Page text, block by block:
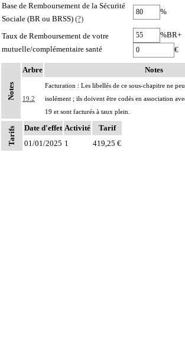
Base de Remboursement de la Sécurité
Sociale (BR ou BRSS) (?)
%
Taux de Remboursement de votre
mutuelle/complémentaire santé
%BR+
€
Notes
Arbre Notes
19.2
Facturation : Les libellés de ce sous-chapitre ne
isolément ; ils doivent être codés en association
19 et sont facturés à taux plein.
Tarifs Date d'effet Activité
Tarif
01/01/2025 1 419,25 €